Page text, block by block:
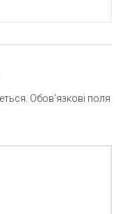
Обов’язкові поля